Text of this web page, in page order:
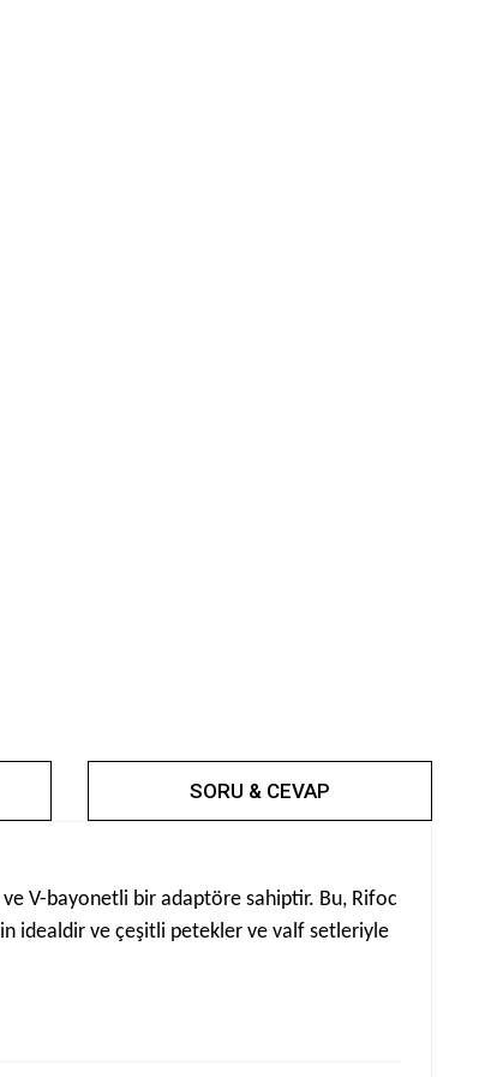
SORU & CEVAP
V-bayonetli bir adaptöre sahiptir. Bu, Rifoc
idealdir ve çeşitli petekler ve valf setleriyle